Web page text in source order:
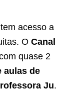
acesso a
O Canal
quase 2
aulas de
Ju.